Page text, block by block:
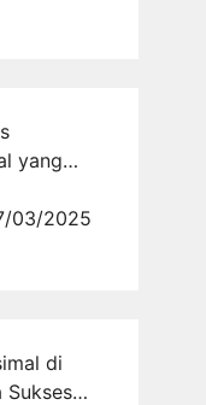
yang
03/2025
di
Sukses